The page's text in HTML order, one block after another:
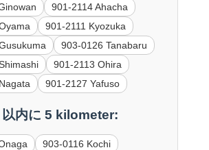
901-2114 Ahacha
901-2111 Kyozuka
903-0126 Tanabaru
901-2113 Ohira
901-2127 Yafuso
以内に 5 kilometer:
903-0116 Kochi